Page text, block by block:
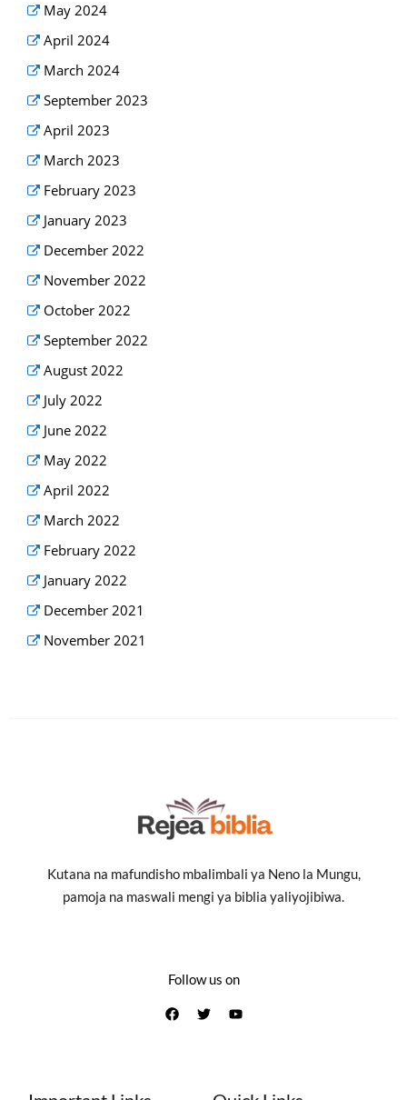
May 2024
April 2024
March 2024
September 2023
April 2023
March 2023
February 2023
January 2023
December 2022
November 2022
October 2022
September 2022
August 2022
July 2022
June 2022
May 2022
April 2022
March 2022
February 2022
January 2022
December 2021
November 2021
Kutana na mafundisho mbalimbali ya Neno la Mungu,
pamoja na maswali mengi ya biblia yaliyojibiwa.
Follow us on